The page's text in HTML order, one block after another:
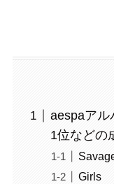
aespaアル
1位などの
Girls